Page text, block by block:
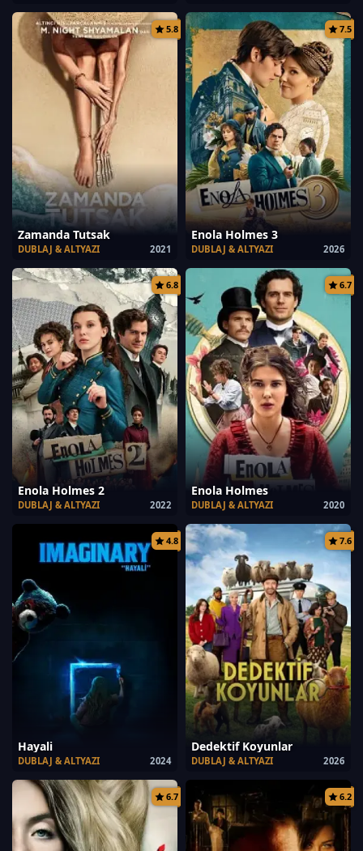
5.8
Zamanda Tutsak
2021
DUBLAJ & ALTYAZI
7.5
Enola Holmes 3
2026
DUBLAJ & ALTYAZI
6.8
Enola Holmes 2
2022
DUBLAJ & ALTYAZI
6.7
Enola Holmes
2020
DUBLAJ & ALTYAZI
4.8
Hayali
2024
DUBLAJ & ALTYAZI
7.6
Dedektif Koyunlar
2026
DUBLAJ & ALTYAZI
6.7 6.2